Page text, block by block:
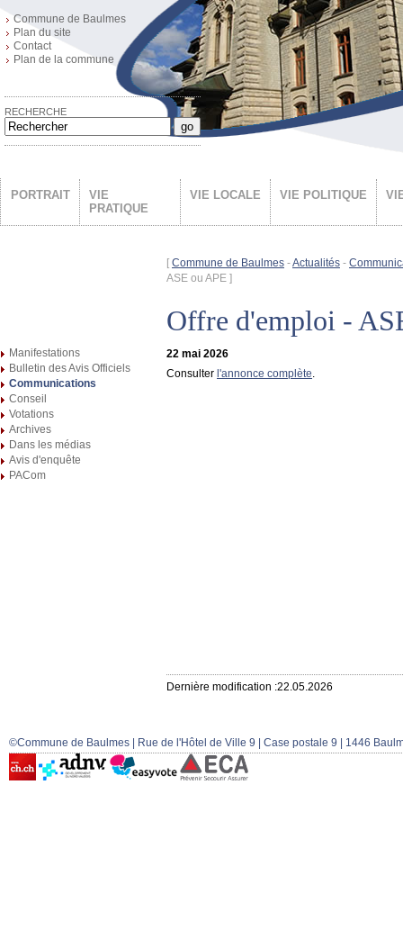
Commune de Baulmes
Plan du site
Contact
Plan de la commune
RECHERCHE
go
PORTRAIT
VIE
PRATIQUE
VIE LOCALE VIE POLITIQUE
Manifestations
Bulletin des Avis Officiels
Communications
Conseil
Votations
Archives
Dans les médias
Avis d'enquête
PACom
[ Commune de Baulmes -Actualités -
ASE ou APE ]
Offre d'emploi -
22 mai 2026
Consulter l'annonce complète
Dernière modification :22.05.2026
©Commune de Baulmes | Rue de l'Hôtel de Ville 9 | Case postale 9 | 1446